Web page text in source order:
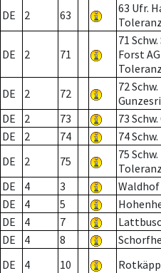
DE 2 63
63 Ufr.
DE 2 71
71
Forst
DE 2 72
72 Schw.
DE
2 73 73
DE
2 74 74
DE
2 75
75
DE
4 3 Waldhof
DE
4 5
DE
4 7
DE
4 8
DE
4 10